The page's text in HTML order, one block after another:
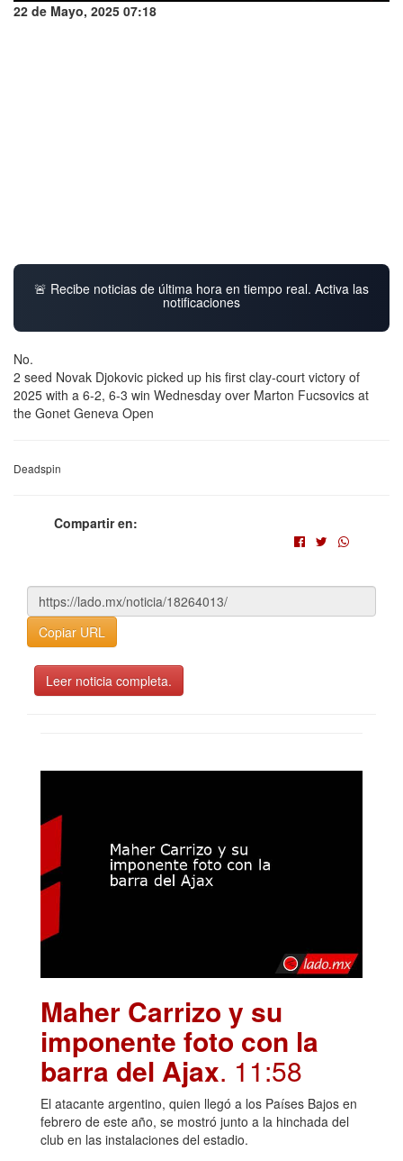
22 de Mayo, 2025 07:18
🚨 Recibe noticias de última hora en tiempo real. Activa las
notificaciones
No.
2 seed Novak Djokovic picked up his first clay-court victory of
2025 with a 6-2, 6-3 win Wednesday over Marton Fucsovics at
the Gonet Geneva Open
Deadspin
Compartir en:
Copiar URL
Leer noticia completa.
Maher Carrizo y su
imponente foto con la
barra del Ajax. 11:58
El atacante argentino, quien llegó a los Países Bajos en
febrero de este año, se mostró junto a la hinchada del
club en las instalaciones del estadio.